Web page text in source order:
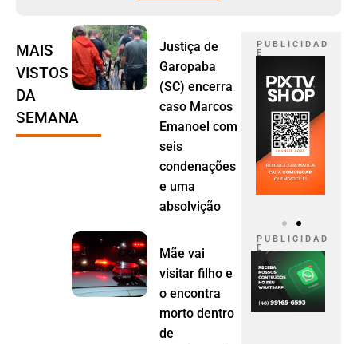
MAIS
VISTOS
DA
SEMANA
Justiça de
Garopaba
(SC) encerra
caso Marcos
Emanoel com
seis
condenações
e uma
absolvição
Mãe vai
visitar filho e
o encontra
morto dentro
de
P U B L I C I D A D
E
P U B L I C I D A D
E